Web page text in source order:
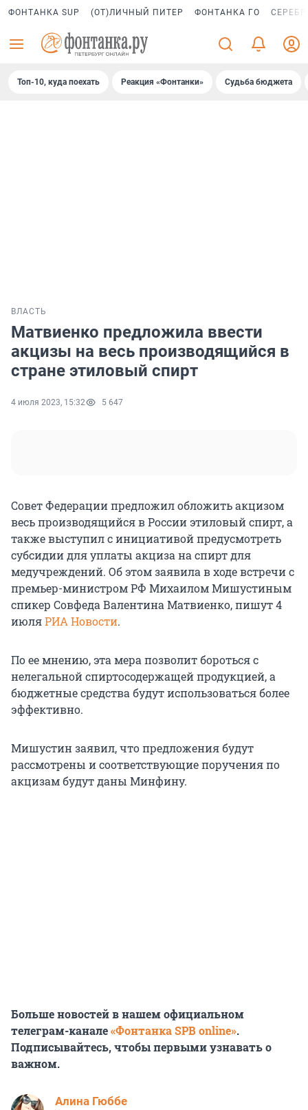
ФОНТАНКА SUP (ОТ)ЛИЧНЫЙ ПИТЕР ФОНТАНКА ГО
Топ-10, куда поехать Реакция «Фонтанки» Судьба бюджета
ВЛАСТЬ
Матвиенко предложила ввести
акцизы на весь производящийся в
стране этиловый спирт
4 июля 2023, 15:32 5 647
Совет Федерации предложил обложить акцизом
весь производящийся в России этиловый спирт, а
также выступил с инициативой предусмотреть
субсидии для уплаты акциза на спирт для
медучреждений. Об этом заявила в ходе встречи с
премьер-министром РФ Михаилом Мишустиным
спикер Совфеда Валентина Матвиенко, пишут 4
июляРИА Новости.
По ее мнению, эта мера позволит бороться с
нелегальной спиртосодержащей продукцией, а
бюджетные средства будут использоваться более
эффективно.
Мишустин заявил, что предложения будут
рассмотрены и соответствующие поручения по
акцизам будут даны Минфину.
Больше новостей в нашем официальном
телеграм-канале«Фонтанка SPB online».
Подписывайтесь, чтобы первыми узнавать о
важном.
Алина Гюббе